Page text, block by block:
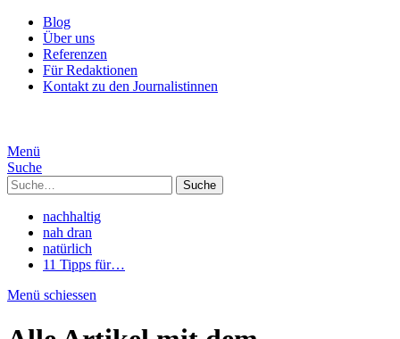
Blog
Über uns
Referenzen
Für Redaktionen
Kontakt zu den Journalistinnen
Menü
Suche
Suche
nachhaltig
nah dran
natürlich
11 Tipps für…
Menü schiessen